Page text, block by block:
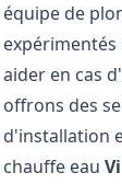
équipe de
aider en cas
offrons des
d'installation
chauffe eau